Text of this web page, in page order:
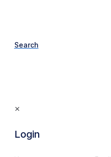
Search
✕
Login